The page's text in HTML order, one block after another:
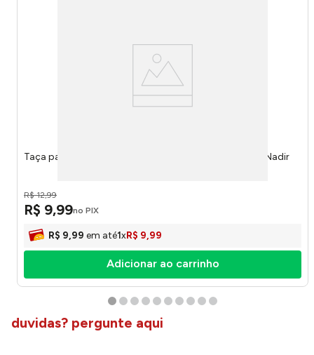
Taça para Vinho Brunello 490ml 70310201017904 - Nadir
R$ 12,99
R$ 9,99no PIX
R$ 9,99 em até1xR$ 9,99
Adicionar ao carrinho
duvidas? pergunte aqui